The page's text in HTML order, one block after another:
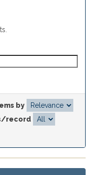
by
record